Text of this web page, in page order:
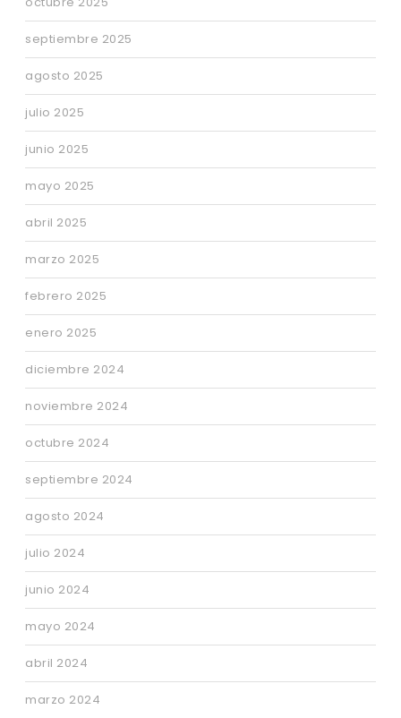
septiembre 2025
agosto 2025
julio 2025
junio 2025
mayo 2025
abril 2025
marzo 2025
febrero 2025
enero 2025
diciembre 2024
noviembre 2024
octubre 2024
septiembre 2024
agosto 2024
julio 2024
junio 2024
mayo 2024
abril 2024
marzo 2024